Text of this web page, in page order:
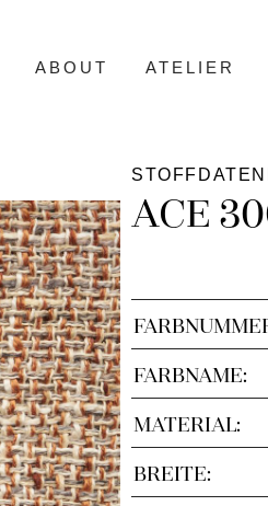
ABOUT ATELIER
ACE
FARBNAME:
MATERIAL:
BREITE: